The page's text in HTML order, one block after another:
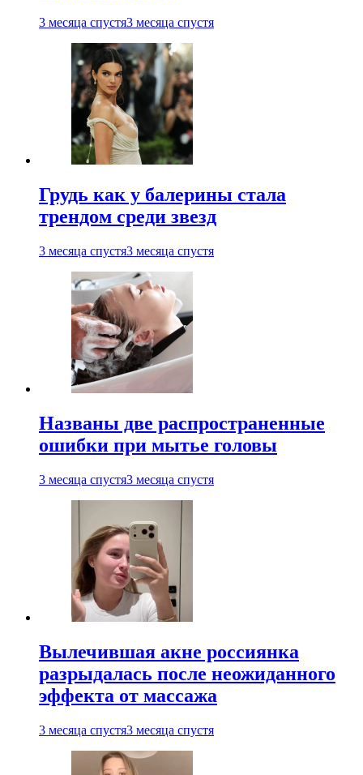
3 месяца спустя3 месяца спустя
Грудь как у балерины стала
трендом среди звезд
3 месяца спустя3 месяца спустя
Названы две распространенные
ошибки при мытье головы
3 месяца спустя3 месяца спустя
Вылечившая акне россиянка
разрыдалась после неожиданного
эффекта от массажа
3 месяца спустя3 месяца спустя